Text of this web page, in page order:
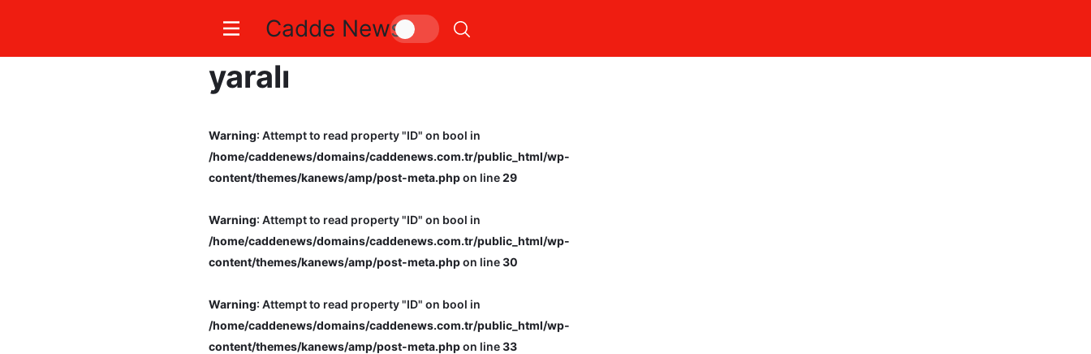
Cadde News
Kamyonet, kamyonla kafa kafa çarpıştı: 1
yaralı
Warning: Attempt to read property "ID" on bool in
/home/caddenews/domains/caddenews.com.tr/public_html/wp-
content/themes/kanews/amp/post-meta.phpon line29
Warning: Attempt to read property "ID" on bool in
/home/caddenews/domains/caddenews.com.tr/public_html/wp-
content/themes/kanews/amp/post-meta.phpon line30
Warning: Attempt to read property "ID" on bool in
/home/caddenews/domains/caddenews.com.tr/public_html/wp-
content/themes/kanews/amp/post-meta.phpon line33